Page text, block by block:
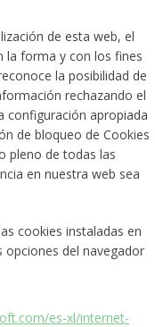
de esta web, el
la forma y con los fines
la posibilidad de
rechazando el
configuración apropiada
de bloqueo de Cookies
pleno de todas las
en nuestra web sea
cookies instaladas en
opciones del navegador
es-xl/internet-